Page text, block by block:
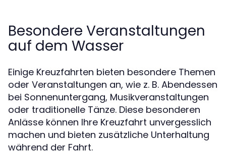
Besondere Veranstaltungen
auf dem Wasser
Einige Kreuzfahrten bieten besondere Themen
oder Veranstaltungen an, wie z. B. Abendessen
bei Sonnenuntergang, Musikveranstaltungen
oder traditionelle Tänze. Diese besonderen
Anlässe können Ihre Kreuzfahrt unvergesslich
machen und bieten zusätzliche Unterhaltung
während der Fahrt.